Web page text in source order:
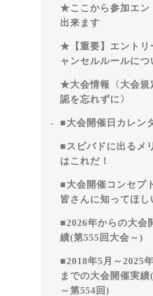
★ここから参加エン
出来ます
★【重要】エントリ
ャンセルルールにつ
★大会情報〈大会規
認を忘れずに〉
■大会開催日カレン
■スピバドに出るメ
はこれだ！
■大会開催コンセプ
皆さんに知ってほし
■2026年からの大会
績(第555回大会～)
■2018年5月～2025
までの大会開催実績
～第554回)